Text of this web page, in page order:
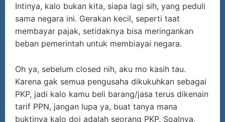
Intinya, kalo bukan kita, siapa lagi sih, yang peduli
sama negara ini. Gerakan kecil, seperti taat
membayar pajak, setidaknya bisa meringankan
beban pemerintah untuk membiayai negara.
Oh ya, sebelum closed nih, aku mo kasih tau.
Karena gak semua pengusaha dikukuhkan sebagai
PKP, jadi kalo kamu beli barang/jasa terus dikenain
tarif PPN, jangan lupa ya, buat tanya mana
buktinya kalo doi adalah seorang PKP. Soalnya,